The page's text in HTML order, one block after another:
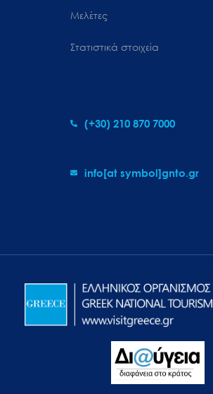
Μελέτες
Στατιστικά στοιχεία
(+30) 210 870 7000
info[at symbol]gnto.gr